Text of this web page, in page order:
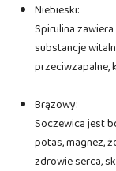
Niebieski:
Spirulina
substancje
przeciwzapalne,
Brązowy:
Soczewica jest
potas, magnez,
zdrowie serca,